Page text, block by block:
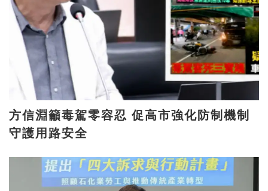
方信淵籲毒駕零容忍 促高市強化防制機制
守護用路安全